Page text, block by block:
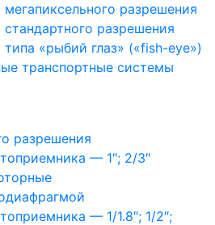
разрешения
разрешения
«рыбий глаз» («fish-eye»)
транспортные системы
разрешения
— 1″; 2/3″
— 1/1.8″; 1/2″;